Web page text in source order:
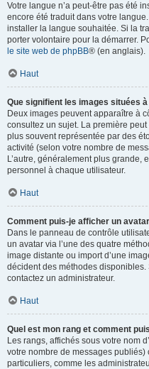
Votre langue n’a peut-être pas été
encore été traduit dans votre
installer la langue souhaitée. Si la
porter volontaire pour la démarrer.
le site web de phpBB® (en anglais).
Haut
Que signifient les images situées
Deux images peuvent apparaître à
consultez un sujet. La première
plus souvent représentée par des
activité (selon votre nombre de
L’autre, généralement plus grande,
personnel à chaque utilisateur.
Haut
Comment puis-je afficher un
Dans le panneau de contrôle
un avatar via l’une des quatre
image distante ou import d’une
décident des méthodes disponibles.
contactez un administrateur.
Haut
Quel est mon rang et comment
Les rangs, affichés sous votre nom
votre nombre de messages
particuliers, comme les